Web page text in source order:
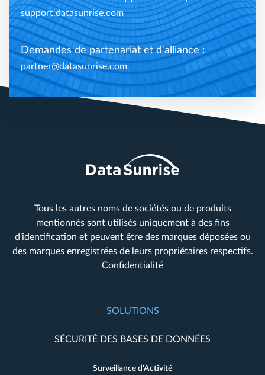
support.datasunrise.com
Demandes de partenariat et d'alliance :
partner@datasunrise.com
Tous les autres noms de sociétés ou de produits
mentionnés sont utilisés uniquement à des fins
d'identification et peuvent être des marques déposées ou
des marques enregistrées de leurs propriétaires respectifs.
Confidentialité
SOLUTIONS
SÉCURITÉ DES BASES DE DONNÉES
Surveillance d'Activité